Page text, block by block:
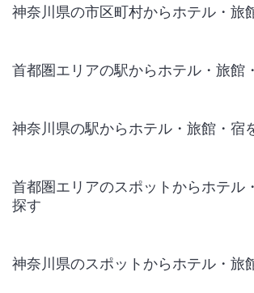
神奈川県の市区町村からホテル・旅
首都圏エリアの駅からホテル・旅館
神奈川県の駅からホテル・旅館・宿
首都圏エリアのスポットからホテル
探す
神奈川県のスポットからホテル・旅